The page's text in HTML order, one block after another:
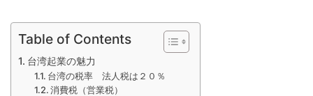
Table of Contents
台湾起業の魅力
台湾の税率 法人税は２０％
消費税（営業税）